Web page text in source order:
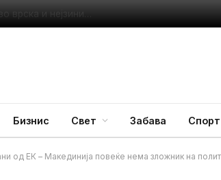
Бизнис Свет Забава Спорт
ЕК – Макединија повеќе нема зложник на